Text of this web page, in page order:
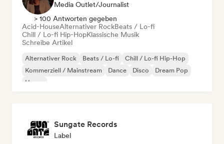
Media Outlet/Journalist
> 100 Antworten gegeben
Acid-HouseAlternativer RockBeats / Lo-fi
Chill / Lo-fi Hip-HopKlassische Musik
Schreibe Artikel
Alternativer Rock Beats / Lo-fi
Chill / Lo-fi Hip-Hop
Kommerziell / Mainstream
Dance Disco
Dream Pop
House
Sungate Records
Label